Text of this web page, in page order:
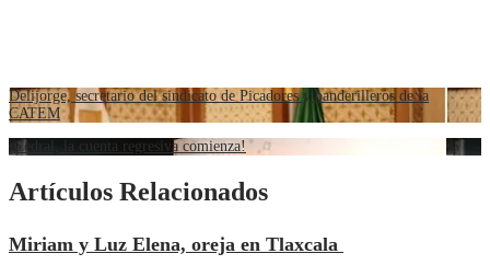
Delijorge, secretario del sindicato de Picadores y banderilleros de la
CATEM
¡Cedral, la cuenta regresiva comienza!
Artículos Relacionados
Miriam y Luz Elena, oreja en Tlaxcala